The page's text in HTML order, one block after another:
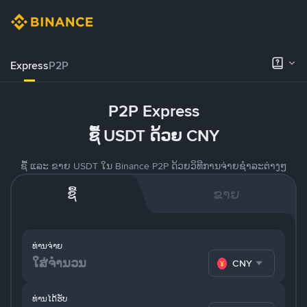
ExpressP2P
P2P Express
ຊື້ USDT ດ້ວຍ CNY
ຊື້ ແລະ ຂາຍ USDT ໃນ Binance P2P ດ້ວຍວິທີການຈ່າຍຊຳລະຕ່າງໆ
ຊື້ ຂາຍ
ທ່ານຈ່າຍ
CNY
ທ່ານໄດ້ຮັບ